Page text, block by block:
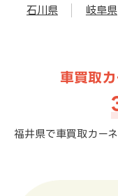
石川県 岐阜県
車買取
福井県で車買取カー